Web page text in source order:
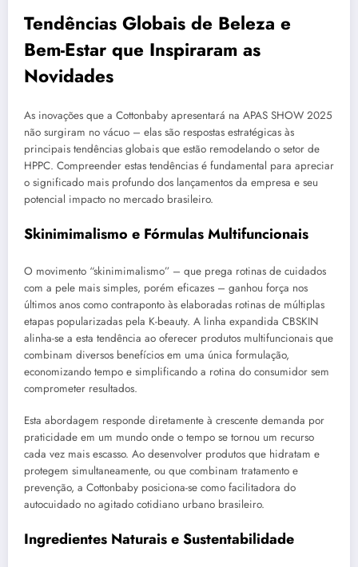
Tendências Globais de Beleza e
Bem-Estar que Inspiraram as
Novidades
As inovações que a Cottonbaby apresentará na APAS SHOW 2025
não surgiram no vácuo – elas são respostas estratégicas às
principais tendências globais que estão remodelando o setor de
HPPC. Compreender estas tendências é fundamental para apreciar
o significado mais profundo dos lançamentos da empresa e seu
potencial impacto no mercado brasileiro.
Skinimimalismo e Fórmulas Multifuncionais
O movimento “skinimimalismo” – que prega rotinas de cuidados
com a pele mais simples, porém eficazes – ganhou força nos
últimos anos como contraponto às elaboradas rotinas de múltiplas
etapas popularizadas pela K-beauty. A linha expandida CBSKIN
alinha-se a esta tendência ao oferecer produtos multifuncionais que
combinam diversos benefícios em uma única formulação,
economizando tempo e simplificando a rotina do consumidor sem
comprometer resultados.
Esta abordagem responde diretamente à crescente demanda por
praticidade em um mundo onde o tempo se tornou um recurso
cada vez mais escasso. Ao desenvolver produtos que hidratam e
protegem simultaneamente, ou que combinam tratamento e
prevenção, a Cottonbaby posiciona-se como facilitadora do
autocuidado no agitado cotidiano urbano brasileiro.
Ingredientes Naturais e Sustentabilidade